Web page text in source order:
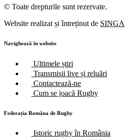
© Toate drepturile sunt rezervate.
Website realizat și întreținut de SINGA
Navighează în website
Ultimele știri
Transmisii live și reluări
Contactează-ne
Cum se joacă Rugby
Federația Româna de Rugby
Istoric rugby în România